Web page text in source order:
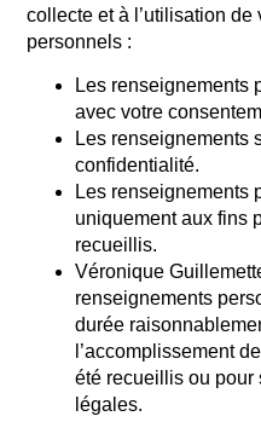
collecte et à l’utilisation
personnels :
Les renseignements
avec votre
Les renseignements
confidentialité.
Les renseignements
uniquement aux fins
recueillis.
Véronique
renseignements
durée
l’accomplissement
été recueillis ou pour
légales.